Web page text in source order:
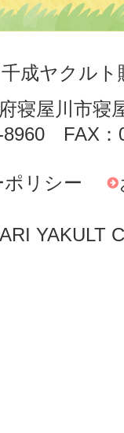
千成ヤクルト
寝屋川市寝
8960 FAX：
リシー
YAKULT